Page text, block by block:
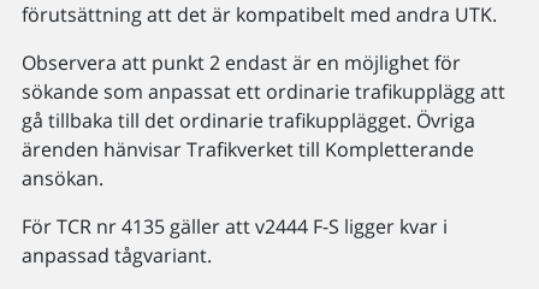
förutsättning att det är kompatibelt med andra UTK.
Observera att punkt 2 endast är en möjlighet för
sökande som anpassat ett ordinarie trafikupplägg att
gå tillbaka till det ordinarie trafikupplägget. Övriga
ärenden hänvisar Trafikverket till Kompletterande
ansökan.
För TCR nr 4135 gäller att v2444 F-S ligger kvar i
anpassad tågvariant.